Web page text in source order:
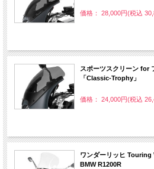
価格： 28,000円(税込
スポーツスクリーン for
「Classic-Trophy」
価格： 24,000円(税込
ワンダーリッヒ Touring
BMW R1200R